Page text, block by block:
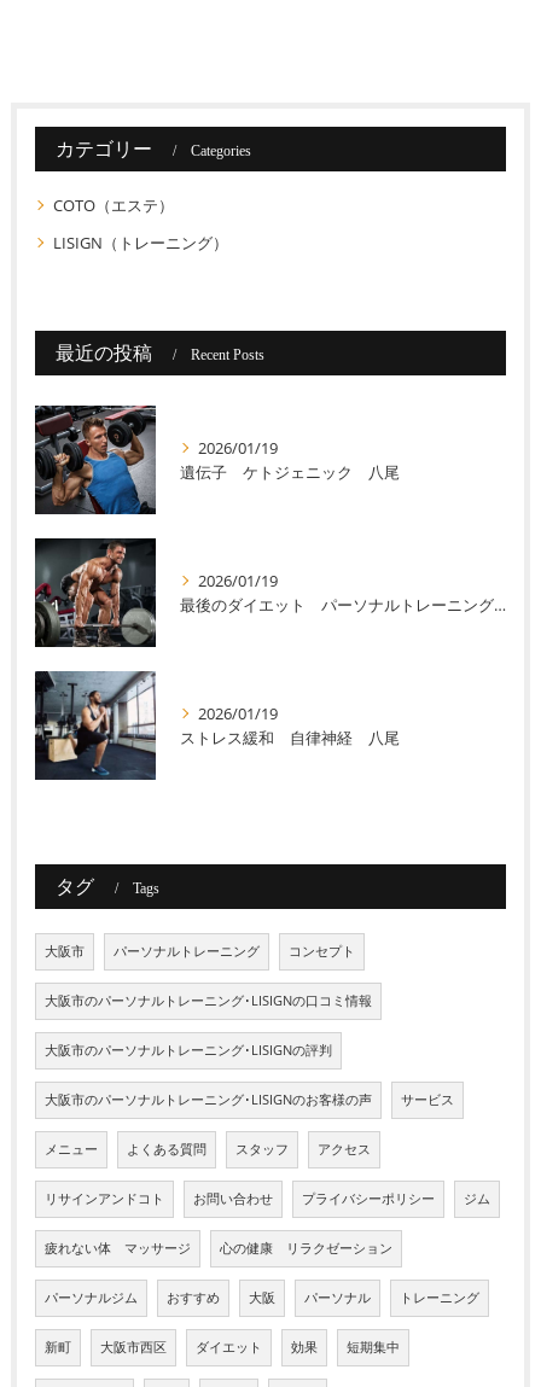
カテゴリー Categories
COTO（エステ）
LISIGN（トレーニング）
最近の投稿 Recent Posts
2026/01/19
遺伝子 ケトジェニック 八尾
2026/01/19
最後のダイエット パーソナルトレーニング 八尾
2026/01/19
ストレス緩和 自律神経 八尾
タグ Tags
大阪市 パーソナルトレーニング コンセプト
大阪市のパーソナルトレーニング･LISIGNの口コミ情報
大阪市のパーソナルトレーニング･LISIGNの評判
大阪市のパーソナルトレーニング･LISIGNのお客様の声 サービス
メニュー よくある質問 スタッフ アクセス
リサインアンドコト お問い合わせ プライバシーポリシー ジム
疲れない体 マッサージ 心の健康 リラクゼーション
パーソナルジム おすすめ 大阪 パーソナル トレーニング
新町 大阪市西区 ダイエット 効果 短期集中